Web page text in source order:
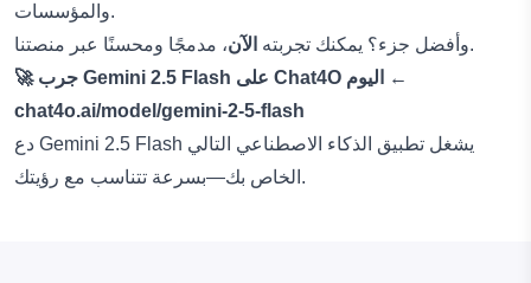
والمؤسسات.
وأفضل جزء؟ يمكنك تجربته الآن
، مدمجًا ومحسنًا عبر منصتنا.
🚀 جرب Gemini 2.5 Flash على Chat4O اليوم ←
chat4o.ai/model/gemini-2-5-flash
دع Gemini 2.5 Flash يشغل تطبيق الذكاء الاصطناعي التالي
الخاص بك—بسرعة تتناسب مع رؤيتك.